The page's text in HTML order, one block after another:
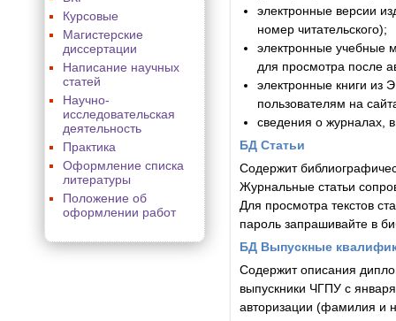
Курсовые
Магистерские
диссертации
Написание научных
статей
Научно-
исследовательская
деятельность
Практика
Оформление списка
литературы
Положение об
оформлении работ
электронные версии
номер читательского);
электронные учебные
для просмотра после
электронные книги из
пользователям на
cведения о журналах,
БД Статьи
Cодержит
Журнальные статьи
Для просмотра текстов
пароль запрашивайте в
БД Выпускные
Содержит описания
выпускники ЧГПУ с
авторизации (фамилия и